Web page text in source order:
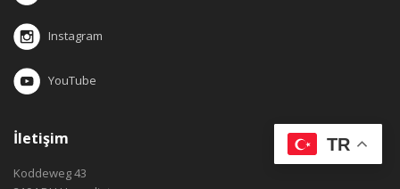
Instagram
YouTube
İletişim
Koddeweg 43
TR